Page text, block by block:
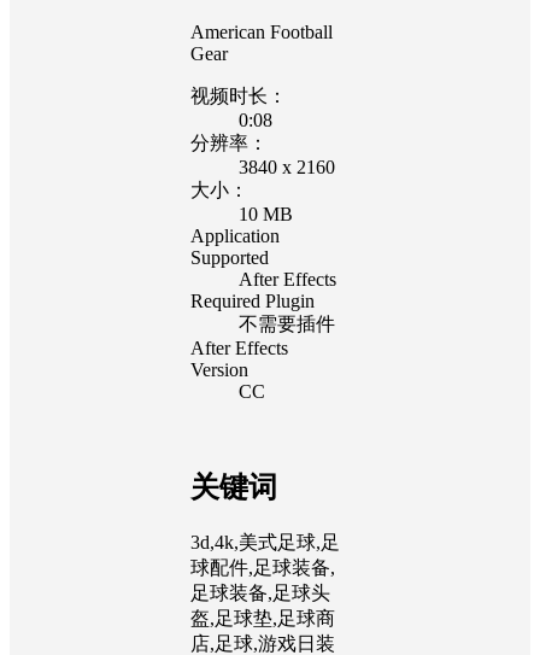
American Football
Gear
视频时长：
0:08
分辨率：
3840 x 2160
大小：
10 MB
Application
Supported
After Effects
Required Plugin
不需要插件
After Effects
Version
CC
关键词
3d,4k,美式足球,足
球配件,足球装备,
足球装备,足球头
盔,足球垫,足球商
店,足球,游戏日装